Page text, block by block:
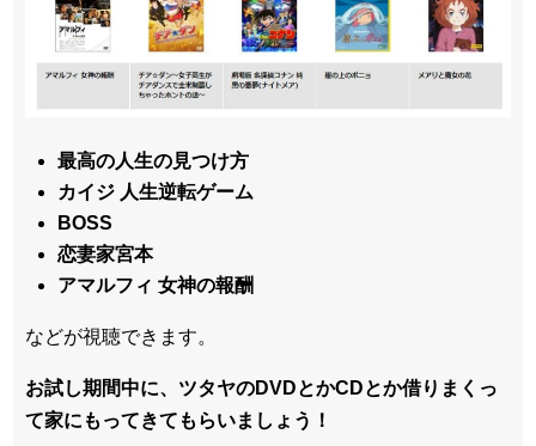
最高の人生の見つけ方
カイジ 人生逆転ゲーム
BOSS
恋妻家宮本
アマルフィ 女神の報酬
などが視聴できます。
お試し期間中に、ツタヤのDVDとかCDとか借りまくっ
て家にもってきてもらいましょう！